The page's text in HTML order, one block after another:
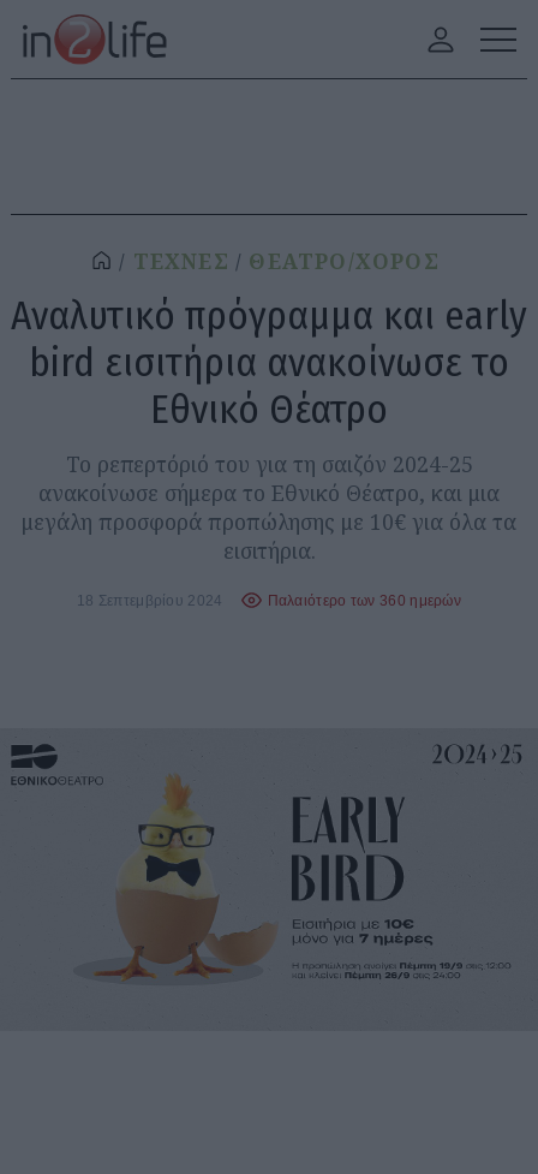
ΤΕΧΝΕΣ ΘΕΑΤΡΟ/ΧΟΡΟΣ
Αναλυτικό πρόγραμμα και early
bird εισιτήρια ανακοίνωσε το
Εθνικό Θέατρο
Το ρεπερτόριό του για τη σαιζόν 2024-25
ανακοίνωσε σήμερα το Εθνικό Θέατρο, και μια
μεγάλη προσφορά προπώλησης με 10€ για όλα τα
εισιτήρια.
18 Σεπτεμβρίου 2024 Παλαιότερο των 360 ημερών